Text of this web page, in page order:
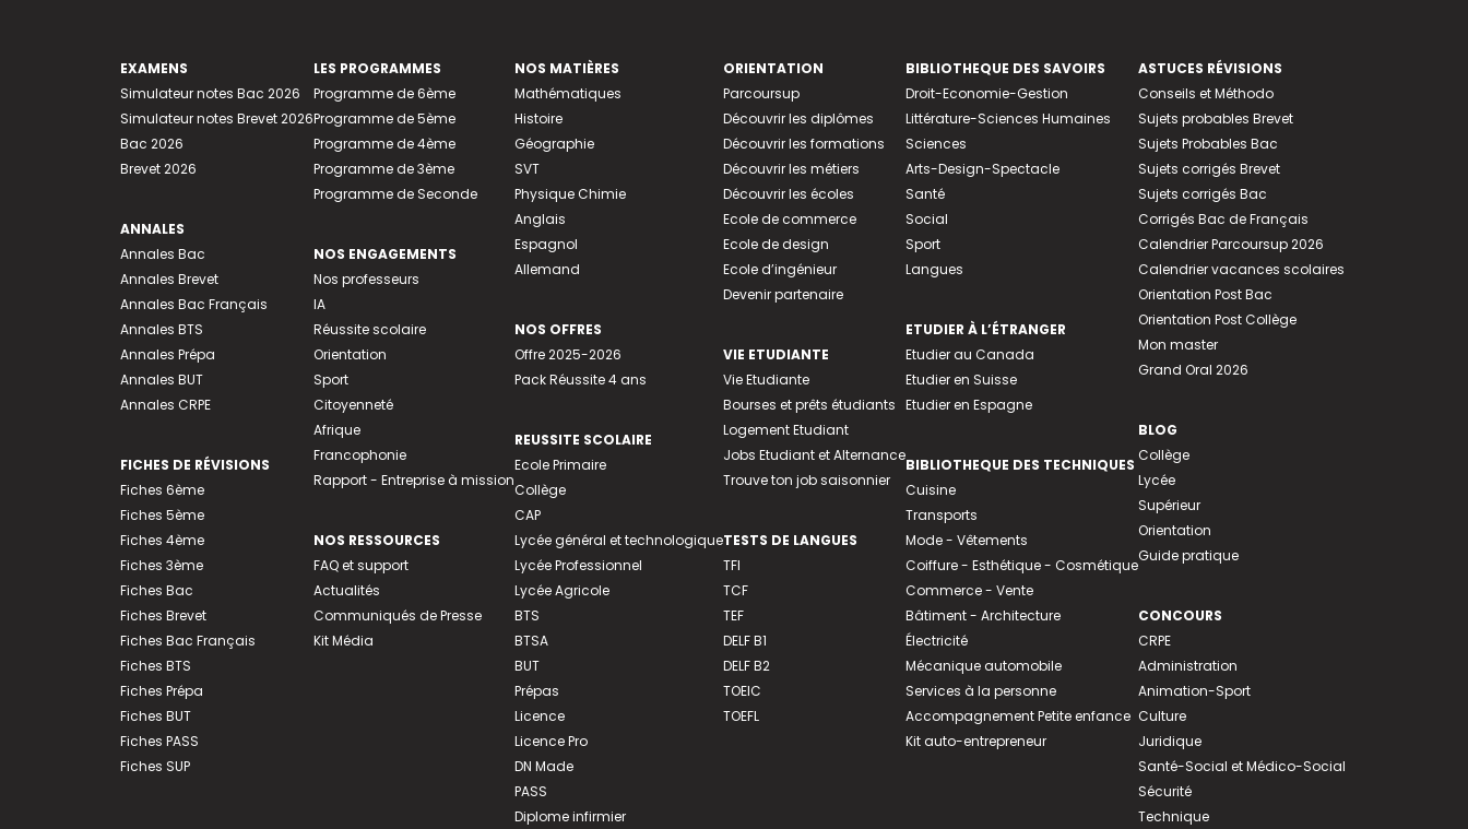
EXAMENS
Simulateur notes Bac 2026
Simulateur notes Brevet 2026
Bac 2026
Brevet 2026
ANNALES
Annales Bac
Annales Brevet
Annales Bac Français
Annales BTS
Annales Prépa
Annales BUT
Annales CRPE
FICHES DE RÉVISIONS
Fiches 6ème
Fiches 5ème
Fiches 4ème
Fiches 3ème
Fiches Bac
Fiches Brevet
Fiches Bac Français
Fiches BTS
Fiches Prépa
Fiches BUT
Fiches PASS
Fiches SUP
LES PROGRAMMES
Programme de 6ème
Programme de 5ème
Programme de 4ème
Programme de 3ème
Programme de Seconde
NOS ENGAGEMENTS
Nos professeurs
IA
Réussite scolaire
Orientation
Sport
Citoyenneté
Afrique
Francophonie
Rapport - Entreprise à mission
NOS RESSOURCES
FAQ et support
Actualités
Communiqués de Presse
Kit Média
NOS MATIÈRES
Mathématiques
Histoire
Géographie
SVT
Physique Chimie
Anglais
Espagnol
Allemand
NOS OFFRES
Offre 2025-2026
Pack Réussite 4 ans
REUSSITE SCOLAIRE
Ecole Primaire
Collège
CAP
Lycée général et technologique
Lycée Professionnel
Lycée Agricole
BTS
BTSA
BUT
Prépas
Licence
Licence Pro
DN Made
PASS
Diplome infirmier
ORIENTATION
Parcoursup
Découvrir les diplômes
Découvrir les formations
Découvrir les métiers
Découvrir les écoles
Ecole de commerce
Ecole de design
Ecole d’ingénieur
Devenir partenaire
VIE ETUDIANTE
Vie Etudiante
Bourses et prêts étudiants
Logement Etudiant
Jobs Etudiant et Alternance
Trouve ton job saisonnier
TESTS DE LANGUES
TFI
TCF
TEF
DELF B1
DELF B2
TOEIC
TOEFL
BIBLIOTHEQUE DES SAVOIRS
Droit-Economie-Gestion
Littérature-Sciences Humaines
Sciences
Arts-Design-Spectacle
Santé
Social
Sport
Langues
ETUDIER À L’ÉTRANGER
Etudier au Canada
Etudier en Suisse
Etudier en Espagne
BIBLIOTHEQUE DES TECHNIQUES
Cuisine
Transports
Mode - Vêtements
Coiffure - Esthétique - Cosmétique
Commerce - Vente
Bâtiment - Architecture
Électricité
Mécanique automobile
Services à la personne
Accompagnement Petite enfance
Kit auto-entrepreneur
ASTUCES RÉVISIONS
Conseils et Méthodo
Sujets probables Brevet
Sujets Probables Bac
Sujets corrigés Brevet
Sujets corrigés Bac
Corrigés Bac de Français
Calendrier Parcoursup 2026
Calendrier vacances scolaires
Orientation Post Bac
Orientation Post Collège
Mon master
Grand Oral 2026
BLOG
Collège
Lycée
Supérieur
Orientation
Guide pratique
CONCOURS
CRPE
Administration
Animation-Sport
Culture
Juridique
Santé-Social et Médico-Social
Sécurité
Technique